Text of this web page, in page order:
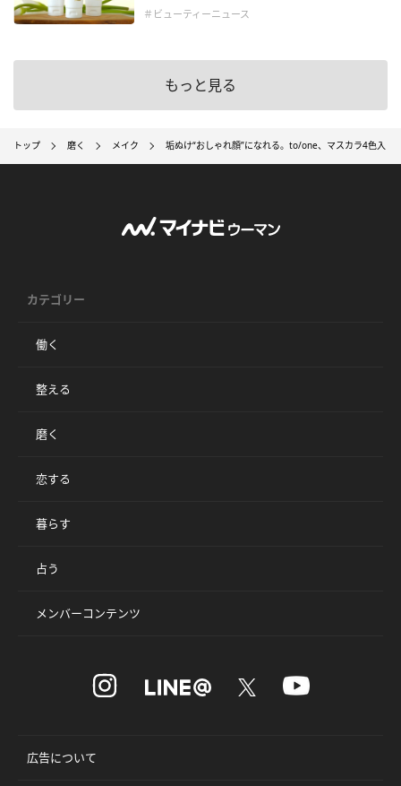
＃ビューティーニュース
もっと見る
トップ 磨く メイク 垢ぬけ“おしゃれ顔”になれる。to/one、マスカラ4色入り
カテゴリー
働く
整える
磨く
恋する
暮らす
占う
メンバーコンテンツ
広告について